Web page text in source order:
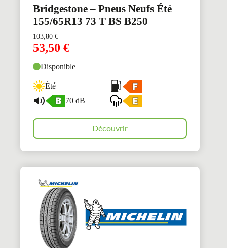
Bridgestone – Pneus Neufs Été
155/65R13 73 T BS B250
103,80€
53,50 €
Disponible
Été
70 dB
Découvrir